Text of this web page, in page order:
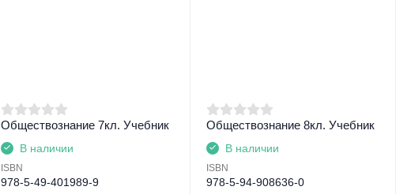
Обществознание 7кл. Учебник
В наличии
ISBN
978-5-49-401989-9
Обществознание 8кл. Учебник
В наличии
ISBN
978-5-94-908636-0